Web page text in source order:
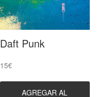
Daft Punk
15€
AGREGAR AL